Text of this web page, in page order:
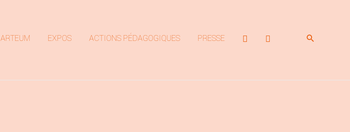
ARTEUM EXPOS ACTIONS PÉDAGOGIQUES PRESSE Rechercher